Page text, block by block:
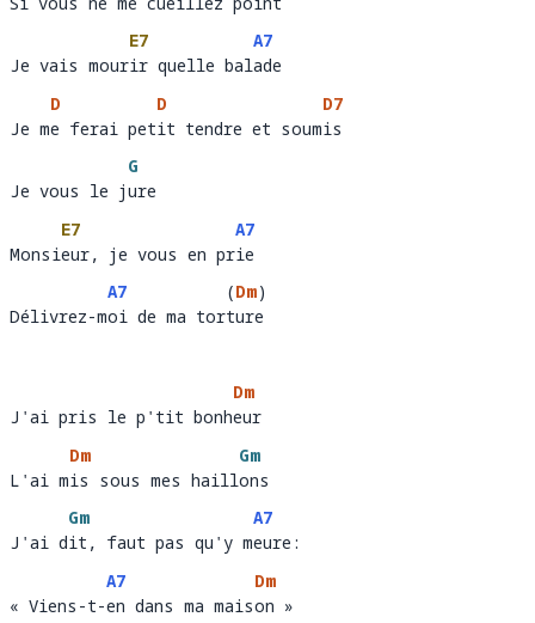
Si vous ne me cueillez point
Je vais mour
E7
ir quelle bal
A7
ade
Je vais mourir quelle balade
Je m
D
e ferai pet
D
it tendre et soum
D7
is
Je me ferai petit tendre et soumis
Je vous le j
G
ur
Je vous le jure
Monsi
E7
eur, je vous en pr
A7
ie
Monsieur, je vous en prie
Délivrez-m
A7
oi de ma tor
(Dm)
ure
Délivrez-moi de ma torture
J'ai pris le p'tit bonh
Dm
eur
J'ai pris le p'tit bonheur
L'ai m
Dm
is sous mes haill
Gm
ons
L'ai mis sous mes haillons
J'ai d
Gm
it, faut pas qu'y m
A7
eure:
J'ai dit, faut pas qu'y meure:
« Viens-t-
A7
en dans ma mais
Dm
on »
« Viens-t-en dans ma maison »